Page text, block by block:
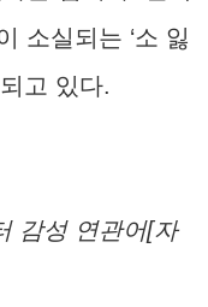
소실되는 ‘소 잃
고 있다.
감성 연관어[자